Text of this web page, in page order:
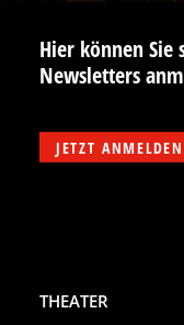
Hier können Sie
Newsletters
JETZT ANMELDEN
THEATER